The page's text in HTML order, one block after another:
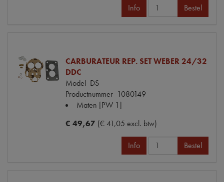
Info Bestel
CARBURATEUR REP. SET WEBER 24/32
DDC
Model DS
Productnummer 1080149
Maten [PW 1]
€ 49,67 (€ 41,05 excl. btw)
Info Bestel